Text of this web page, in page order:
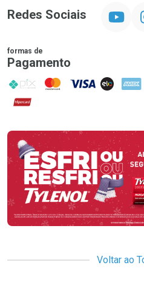
Redes Sociais
formas de
Pagamento
PIX MasterCard
VISA ELO AMEX
Hipercard
Promoção em
Voltar ao